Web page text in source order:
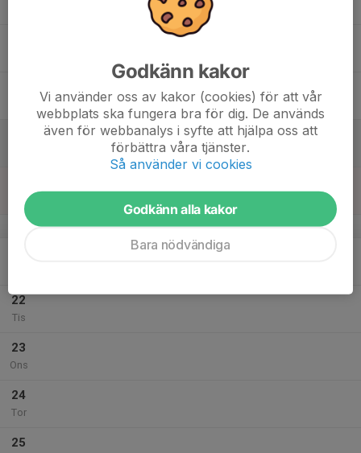
Sön
v.30
22
Tis
23
Ons
24
Tor
25
Godkänn kakor
Vi använder oss av kakor (cookies) för att vår
webbplats ska fungera bra för dig. De används
även för webbanalys i syfte att hjälpa oss att
förbättra våra tjänster.
Så använder vi cookies
Godkänn alla kakor
Bara nödvändiga